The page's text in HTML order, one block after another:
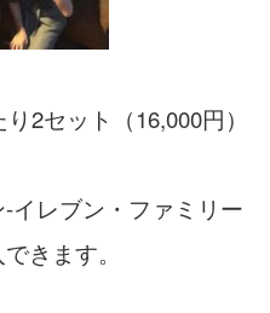
2セット（16,000円）
イレブン・ファミリー
きます。